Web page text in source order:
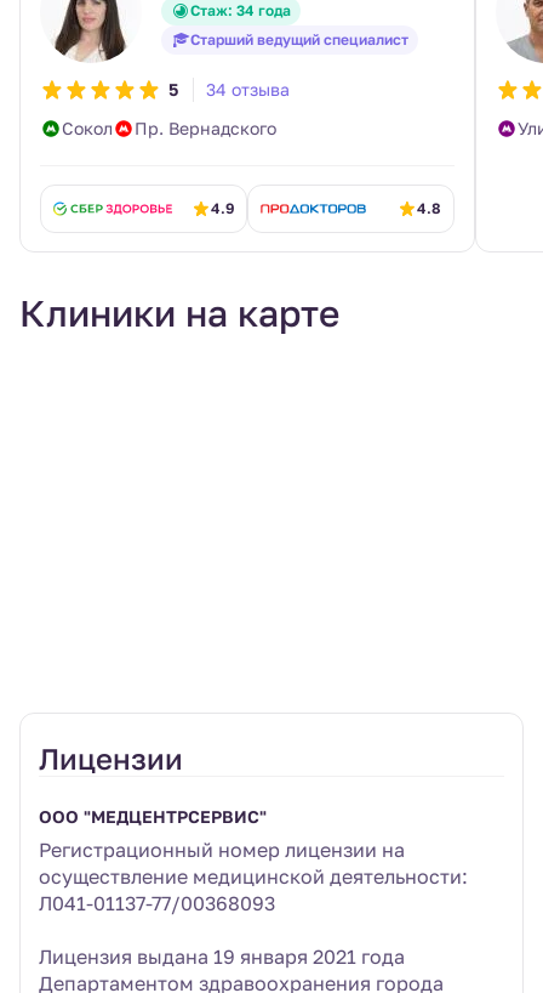
Стаж: 34 года
Старший ведущий специалист
5
34 отзыва
Сокол
Пр. Вернадского
4.9 4.8
Клиники на карте
Лицензии
ООО "МЕДЦЕНТРСЕРВИС"
Регистрационный номер лицензии на
осуществление медицинской деятельности:
Л041-01137-77/00368093
Лицензия выдана 19 января 2021 года
Департаментом здравоохранения города